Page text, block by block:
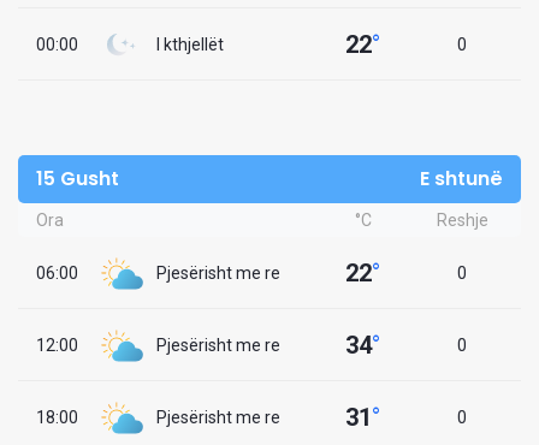
00:00 I kthjellët 22° 0
15 Gusht E shtunë
Ora °C Reshje
06:00 Pjesërisht me re 22° 0
12:00 Pjesërisht me re 34° 0
18:00 Pjesërisht me re 31° 0